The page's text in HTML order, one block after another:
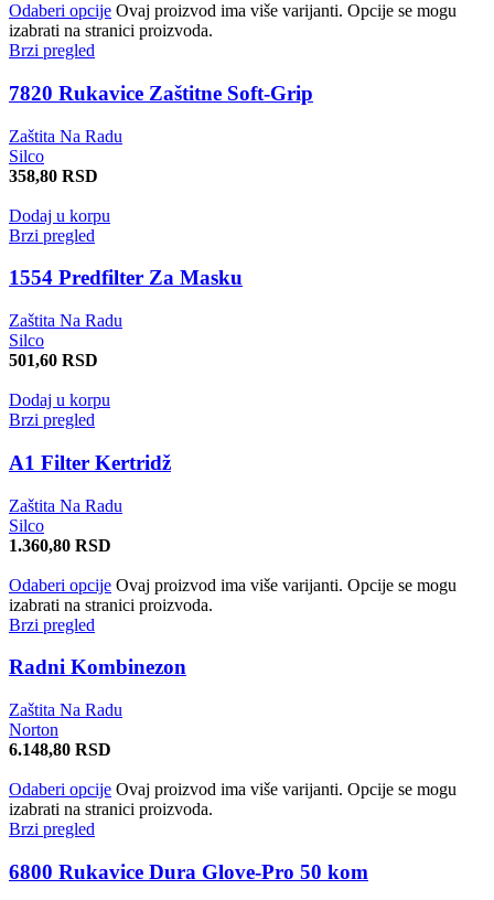
Odaberi opcije Ovaj proizvod ima više varijanti. Opcije se mogu
izabrati na stranici proizvoda.
Brzi pregled
7820 Rukavice Zaštitne Soft-Grip
Zaštita Na Radu
Silco
358,80 RSD
Dodaj u korpu
Brzi pregled
1554 Predfilter Za Masku
Zaštita Na Radu
Silco
501,60 RSD
Dodaj u korpu
Brzi pregled
A1 Filter Kertridž
Zaštita Na Radu
Silco
1.360,80 RSD
Odaberi opcije Ovaj proizvod ima više varijanti. Opcije se mogu
izabrati na stranici proizvoda.
Brzi pregled
Radni Kombinezon
Zaštita Na Radu
Norton
6.148,80 RSD
Odaberi opcije Ovaj proizvod ima više varijanti. Opcije se mogu
izabrati na stranici proizvoda.
Brzi pregled
6800 Rukavice Dura Glove-Pro 50 kom